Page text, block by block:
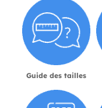
Guide des tailles